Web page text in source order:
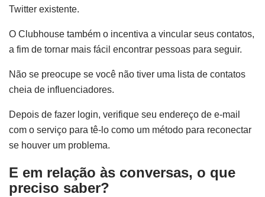
Twitter existente.
O Clubhouse também o incentiva a vincular seus contatos,
a fim de tornar mais fácil encontrar pessoas para seguir.
Não se preocupe se você não tiver uma lista de contatos
cheia de influenciadores.
Depois de fazer login, verifique seu endereço de e-mail
com o serviço para tê-lo como um método para reconectar
se houver um problema.
E em relação às conversas, o que
preciso saber?